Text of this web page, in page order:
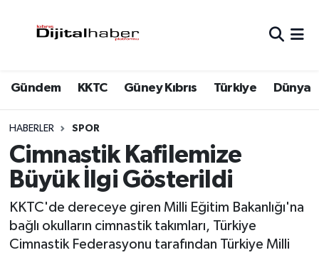
Gündem KKTC Güney Kıbrıs Türkiye Dünya
HABERLER SPOR
Cimnastik Kafilemize
Büyük İlgi Gösterildi
KKTC'de dereceye giren Milli Eğitim Bakanlığı'na
bağlı okulların cimnastik takımları, Türkiye
Cimnastik Federasyonu tarafından Türkiye Milli
Trafik Durumu
Süper Lig Puan Durumu ve Fikstür
Tüm Manşetler